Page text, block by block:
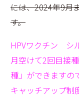
には、2024年9月
す。
HPVワクチン シ
月空けて2回目接
種」ができますので
キャッチアップ制